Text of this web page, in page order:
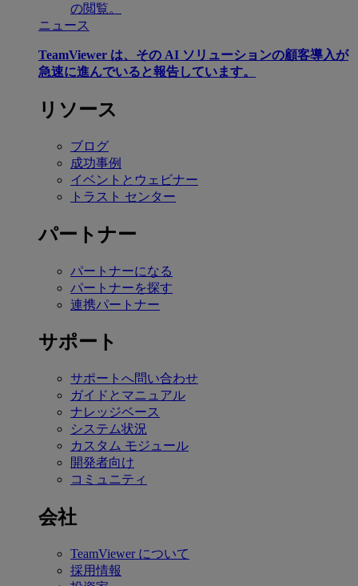
の閲覧。
ニュース
TeamViewer は、その AI ソリューションの顧客導入が
急速に進んでいると報告しています。
リソース
ブログ
成功事例
イベントとウェビナー
トラスト センター
パートナー
パートナーになる
パートナーを探す
連携パートナー
サポート
サポートへ問い合わせ
ガイドとマニュアル
ナレッジベース
システム状況
カスタム モジュール
開発者向け
コミュニティ
会社
TeamViewer について
採用情報